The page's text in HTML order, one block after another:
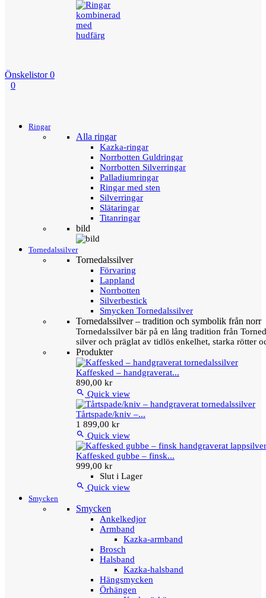
Önskelistor 0
0
Ringar
Alla ringar
Kazka-ringar
Norrbotten Guldringar
Norrbotten Silverringar
Palladiumringar
Ringar med sten
Silverringar
Slätaringar
Titanringar
bild
Tornedalssilver
Tornedalssilver
Förvaring
Lappland
Norrbotten
Silverbestick
Smycken Tornedalssilver
Tornedalssilver – tradition och symbolik från norr
Tornedalssilver bär på en lång tradition från
silver och präglat av tidlös enkelhet, starka rötter
Produkter
Kaffesked – handgraverat...
890,00 kr
 Quick view
Tårtspade/kniv –...
1 899,00 kr
 Quick view
Kaffesked gubbe – finsk...
999,00 kr
Slut i Lager
 Quick view
Smycken
Smycken
Ankelkedjor
Armband
Kazka-armband
Brosch
Halsband
Kazka-halsband
Hängsmycken
Örhängen